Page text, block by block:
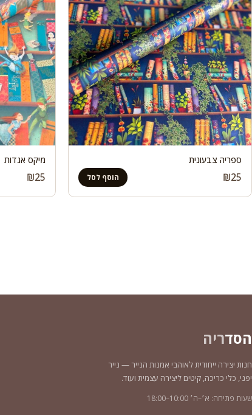
ספריה צבעונית
₪25 הוסף לסל
מיקס אגדות
₪25
הסדריה
חנות יצירה ייחודית לאוהבי אמנות הנייר — נייר
יפני, כלי כריכה, קיטים ליצירה עצמית ועוד.
שעות פתיחה: א׳–ה׳ 10:00–18:00